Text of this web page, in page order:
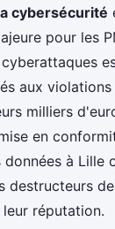
cybersécurité
pour les
aux violations
milliers
en
à Lille
destructeurs
réputation.